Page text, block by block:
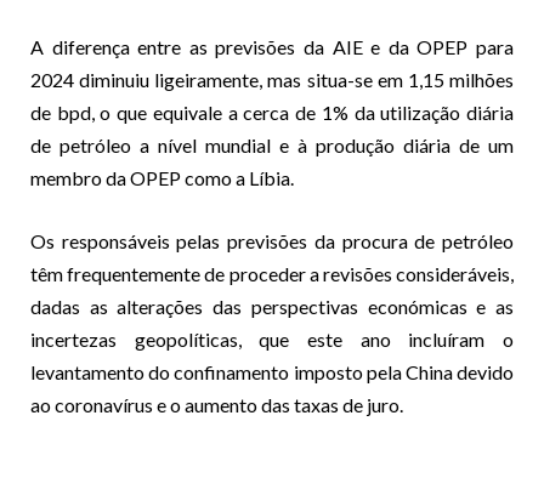
A diferença entre as previsões da AIE e da OPEP para
2024 diminuiu ligeiramente, mas situa-se em 1,15 milhões
de bpd, o que equivale a cerca de 1% da utilização diária
de petróleo a nível mundial e à produção diária de um
membro da OPEP como a Líbia.
Os responsáveis pelas previsões da procura de petróleo
têm frequentemente de proceder a revisões consideráveis,
dadas as alterações das perspectivas económicas e as
incertezas geopolíticas, que este ano incluíram o
levantamento do confinamento imposto pela China devido
ao coronavírus e o aumento das taxas de juro.